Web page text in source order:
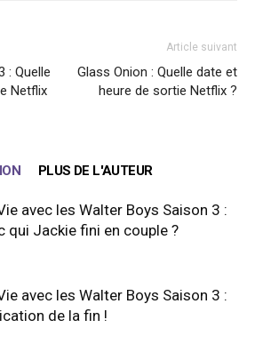
: Quelle
Netflix
Article suivant
Glass Onion : Quelle date et
heure de sortie Netflix ?
PLUS DE L'AUTEUR
avec les Walter Boys Saison 3 :
qui Jackie fini en couple ?
avec les Walter Boys Saison 3 :
de la fin !